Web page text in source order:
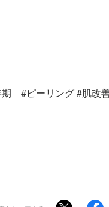
#ピーリング #肌改